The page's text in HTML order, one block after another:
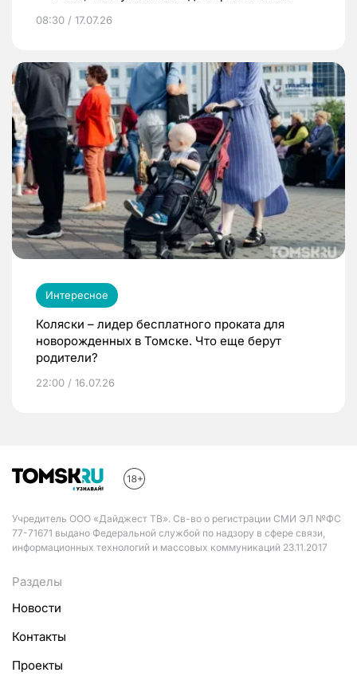
08:30 / 17.07.26
Интересное
Коляски – лидер бесплатного проката для
новорожденных в Томске. Что еще берут
родители?
22:00 / 16.07.26
Учредитель ООО «Дайджест ТВ». Св-во о регистрации СМИ ЭЛ №ФС
77-71671 выдано Федеральной службой по надзору в сфере связи,
информационных технологий и массовых коммуникаций 23.11.2017
Разделы
Новости
Контакты
Проекты